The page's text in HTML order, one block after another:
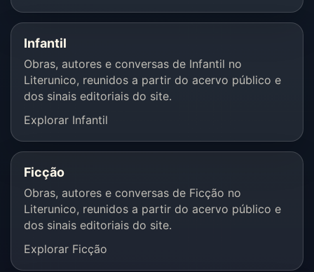
Infantil
Obras, autores e conversas de Infantil no
Literunico, reunidos a partir do acervo público e
dos sinais editoriais do site.
Explorar Infantil
Ficção
Obras, autores e conversas de Ficção no
Literunico, reunidos a partir do acervo público e
dos sinais editoriais do site.
Explorar Ficção